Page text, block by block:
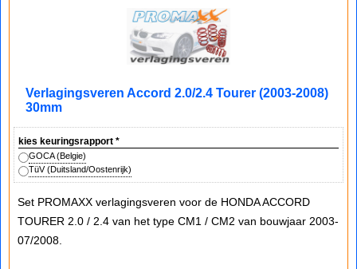
Verlagingsveren Accord 2.0/2.4 Tourer (2003-2008)
30mm
kies keuringsrapport *
GOCA (Belgie)
TüV (Duitsland/Oostenrijk)
Set PROMAXX verlagingsveren voor de HONDA ACCORD
TOURER 2.0 / 2.4 van het type CM1 / CM2 van bouwjaar 2003-
07/2008.